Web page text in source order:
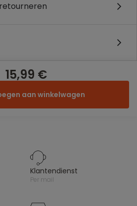
15,99 €
aan winkelwagen
klantendienst
per mail